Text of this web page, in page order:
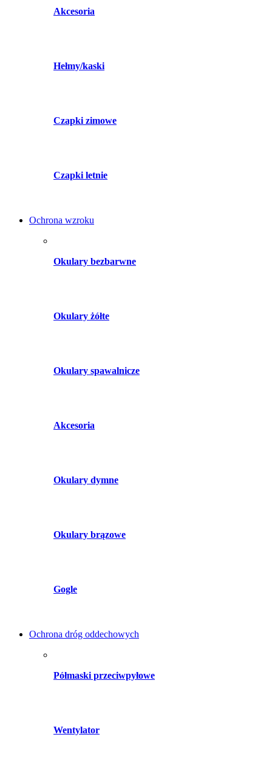
Akcesoria
Hełmy/kaski
Czapki zimowe
Czapki letnie
Ochrona wzroku
Okulary bezbarwne
Okulary żółte
Okulary spawalnicze
Akcesoria
Okulary dymne
Okulary brązowe
Gogle
Ochrona dróg oddechowych
Półmaski przeciwpyłowe
Wentylator